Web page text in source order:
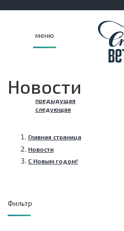
меню
Новости
предыдущая
следующая
Главная страница
Новости
С Новым годом!
Фильтр